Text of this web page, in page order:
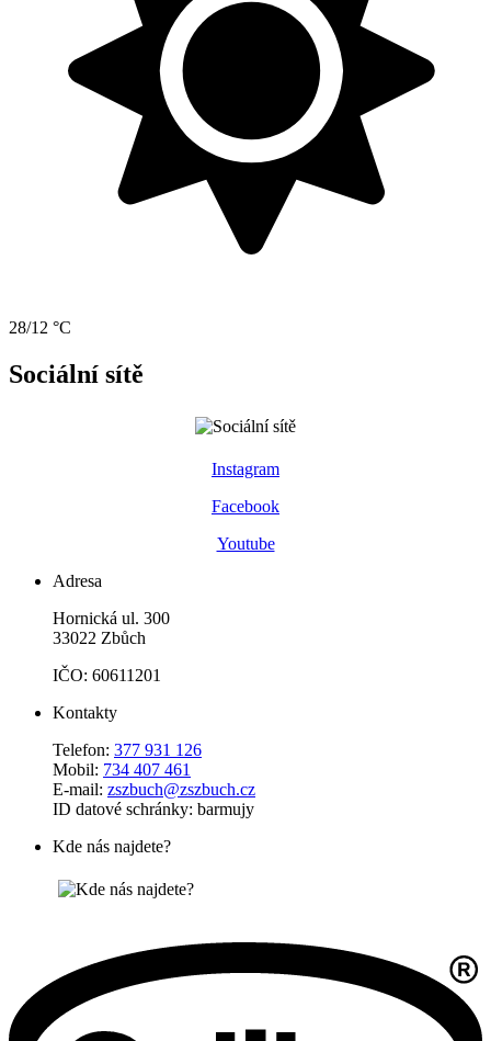
28/12 °C
Sociální sítě
Instagram
Facebook
Youtube
Adresa
Hornická ul. 300
33022 Zbůch
IČO: 60611201
Kontakty
Telefon: 377 931 126
Mobil: 734 407 461
E-mail: zszbuch@zszbuch.cz
ID datové schránky: barmujy
Kde nás najdete?